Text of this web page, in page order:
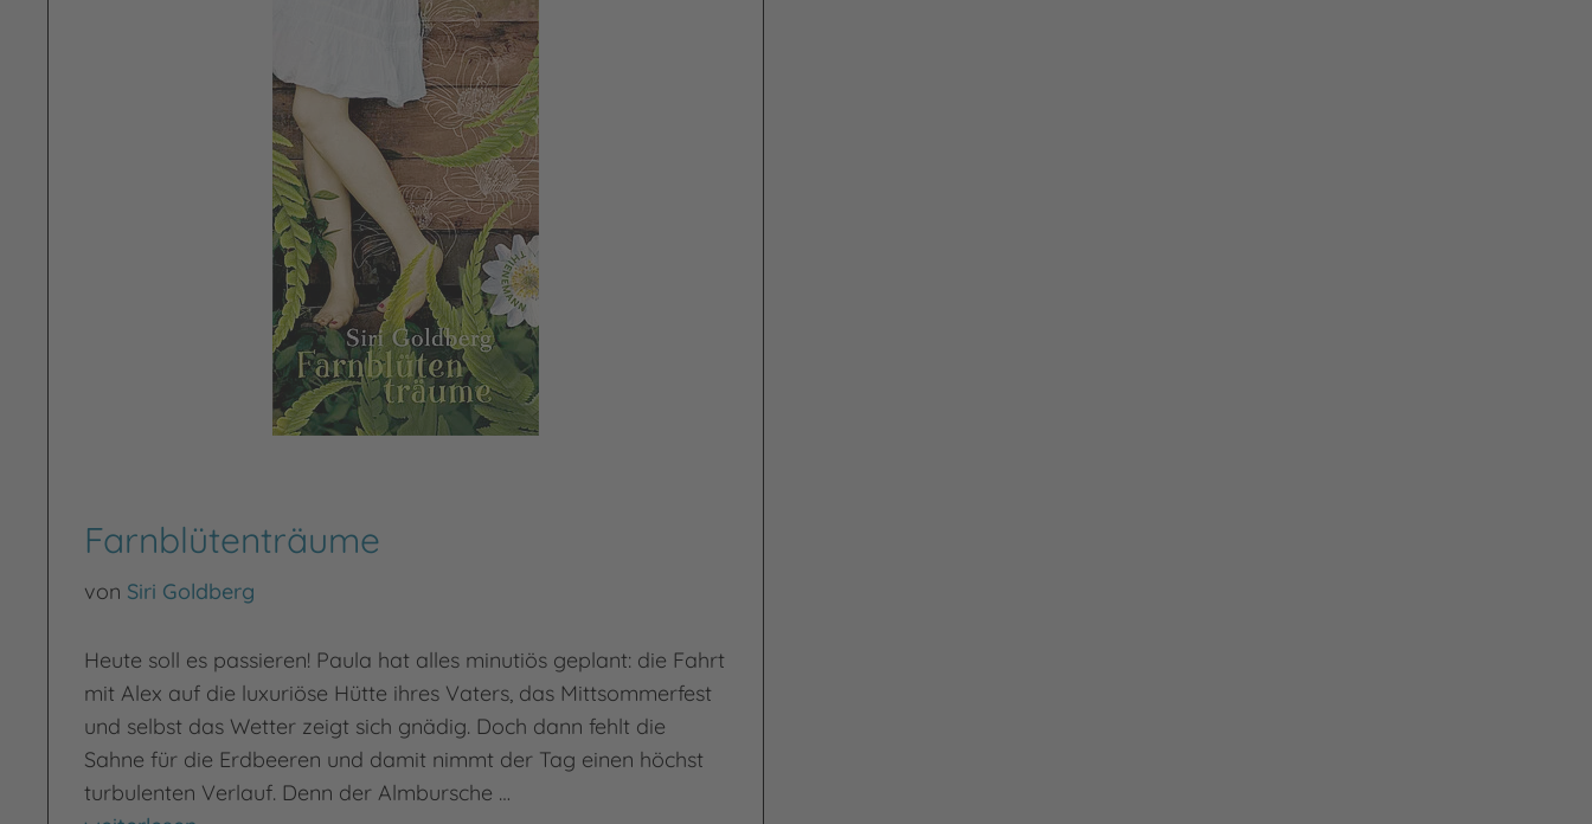
Farnblütenträume
von Siri Goldberg
Heute soll es passieren! Paula hat alles minutiös geplant: die Fahrt
mit Alex auf die luxuriöse Hütte ihres Vaters, das Mittsommerfest
und selbst das Wetter zeigt sich gnädig. Doch dann fehlt die
Sahne für die Erdbeeren und damit nimmt der Tag einen höchst
turbulenten Verlauf. Denn der Almbursche …